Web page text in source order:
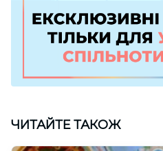
ЧИТАЙТЕ ТАКОЖ